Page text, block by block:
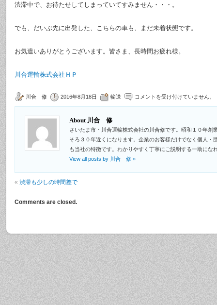
渋滞中で、お待たせしてしまっていてすみません・・・。
でも、だいぶ先に出発した、こちらの車も、まだ未着状態です。
お気遣いありがとうございます。皆さま、長時間お疲れ様。
川合運輸株式会社ＨＰ
川合 修 2016年8月18日 輸送 コメントを受け付けていません。
About 川合 修
さいたま市・川合運輸株式会社の川合修です。昭和１０年創
そろ３０年近くになります。企業のお客様だけでなく個人・
も当社の特徴です。わかりやすく丁寧にご説明する一助にな
View all posts by 川合 修 »
« 渋滞も少しの時間差で
Comments are closed.